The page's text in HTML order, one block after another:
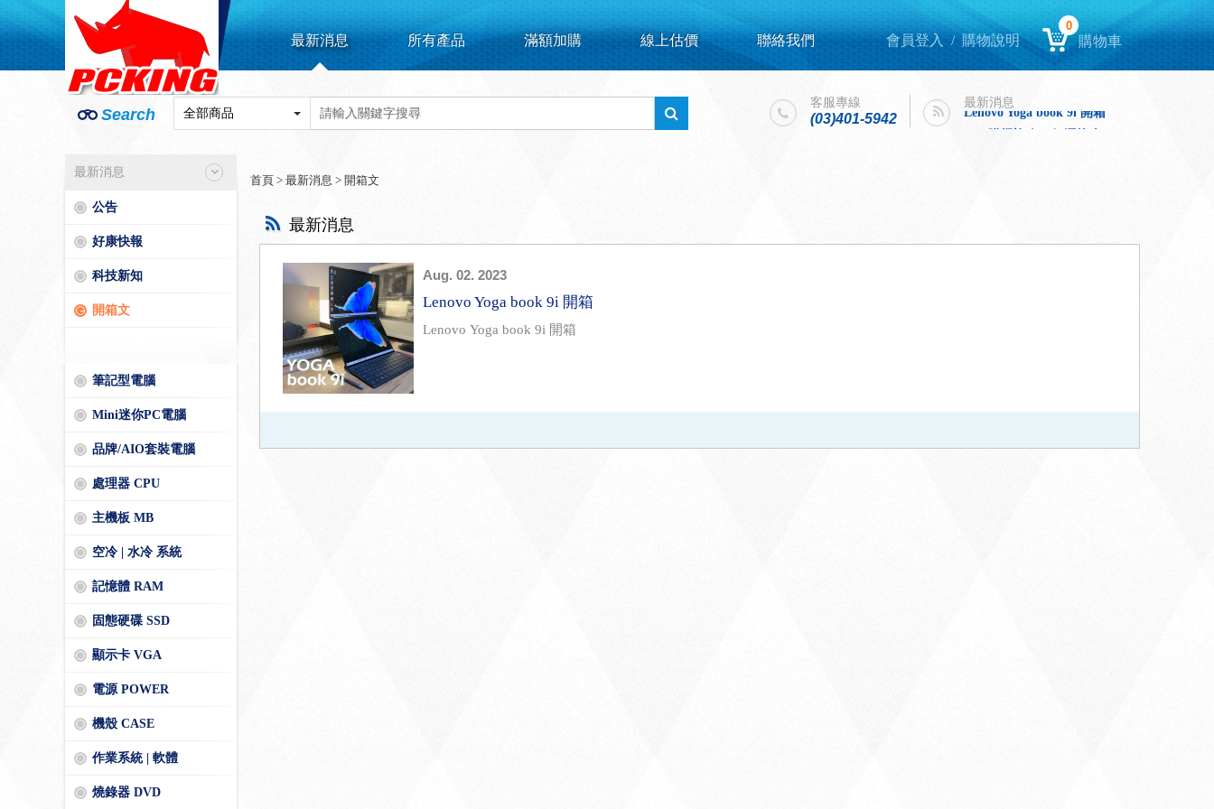
最新消息 所有產品 滿額加購 線上估價 聯絡我們 會員登入 /購物說明
0
購物車
Search
客服專線
(03)401-5942
最新消息
Lenovo Yoga book 9i 開箱
Lenovo Yoga book 9i 開箱
intel購機迎春，好運龍來！
最新消息
公告
好康快報
科技新知
開箱文
筆記型電腦
Mini迷你PC電腦
品牌/AIO套裝電腦
處理器 CPU
主機板 MB
空冷 | 水冷 系統
記憶體 RAM
固態硬碟 SSD
顯示卡 VGA
電源 POWER
機殼 CASE
作業系統 | 軟體
燒錄器 DVD
首頁 > 最新消息 > 開箱文
最新消息
Aug. 02. 2023
Lenovo Yoga book 9i 開箱
Lenovo Yoga book 9i 開箱